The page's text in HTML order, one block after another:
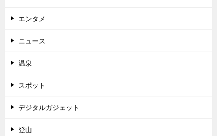
エンタメ
ニュース
温泉
スポット
デジタルガジェット
登山